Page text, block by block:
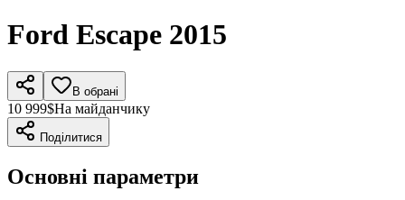
Ford Escape 2015
В обрані
10 999$На майданчику
Поділитися
Основні параметри